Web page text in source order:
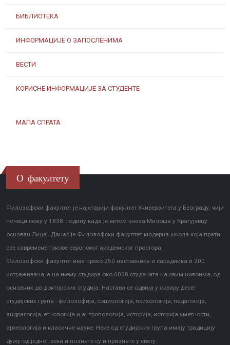
БИБЛИОТЕКА
ИНФОРМАЦИЈЕ О ЗАПОСЛЕНИМА
ВЕСТИ
КОРИСНЕ ИНФОРМАЦИЈЕ ЗА СТУДЕНТЕ
МАПА СПРАТА
О факултету
Филозофски факултет је најстарији факултет Универзитета у Београду, чији
почеци сежу у 1838. годину када је актом кнеза Милоша у Крагујевцу
основан Лицеј. Данас је Филозофски факултет модерна школа која прати
све савремене токове европског академског простора.
Филозофски факултет има преко 250 наставника и сарадника и 200
истраживача, а на њему студира око 6000 студената на свим нивоима, од
основних до докторских студија. Настава се одвија у оквиру десет
студијских група - филозофија, социологија, психологија, педагогија,
андрагогија, етнологија и антропологија, историја, историја уметности,
археологија и класичне науке. Неке од студијских група имају традицију
дужу од једног века и познате су и признате у свету.